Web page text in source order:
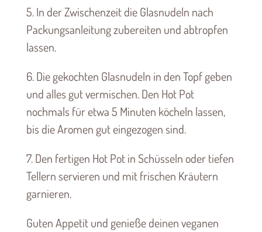
5. In der Zwischenzeit die Glasnudeln nach
Packungsanleitung zubereiten und abtropfen
lassen.
6. Die gekochten Glasnudeln in den Topf geben
und alles gut vermischen. Den Hot Pot
nochmals für etwa 5 Minuten köcheln lassen,
bis die Aromen gut eingezogen sind.
7. Den fertigen Hot Pot in Schüsseln oder tiefen
Tellern servieren und mit frischen Kräutern
garnieren.
Guten Appetit und genieße deinen veganen